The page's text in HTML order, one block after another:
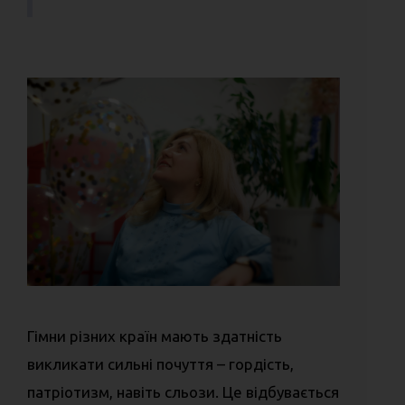
Гімни різних країн мають здатність
викликати сильні почуття – гордість,
патріотизм, навіть сльози. Це відбувається